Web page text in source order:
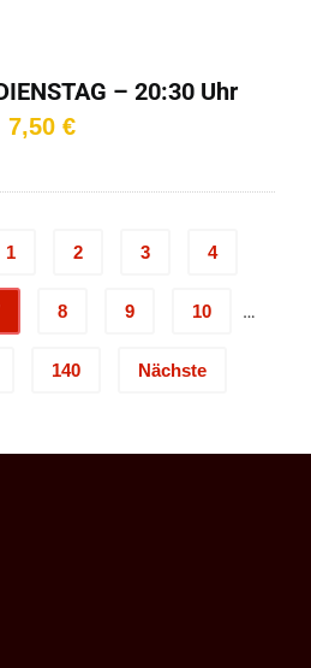
– 20:30 Uhr
7,50 €
1 2 3 4
8 9 10 …
140 Nächste